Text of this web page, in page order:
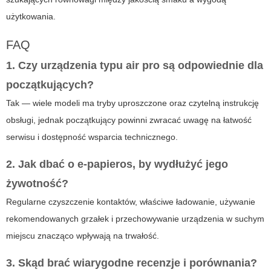
użytkowania.
FAQ
1. Czy urządzenia typu air pro są odpowiednie dla
początkujących?
Tak — wiele modeli ma tryby uproszczone oraz czytelną instrukcję
obsługi, jednak początkujący powinni zwracać uwagę na łatwość
serwisu i dostępność wsparcia technicznego.
2. Jak dbać o e-papieros, by wydłużyć jego
żywotność?
Regularne czyszczenie kontaktów, właściwe ładowanie, używanie
rekomendowanych grzałek i przechowywanie urządzenia w suchym
miejscu znacząco wpływają na trwałość.
3. Skąd brać wiarygodne recenzje i porównania?